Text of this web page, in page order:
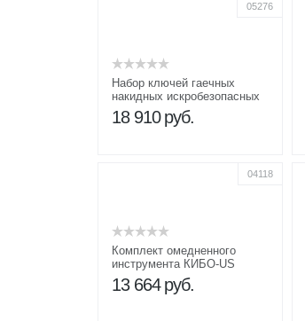
05276
Набор ключей гаечных
накидных искробезопасных
КГН 8-46 мм (12 шт.)
18 910 руб.
04118
Комплект омедненного
инструмента КИБО-US
13 664 руб.